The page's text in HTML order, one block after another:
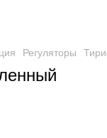
Регуляторы